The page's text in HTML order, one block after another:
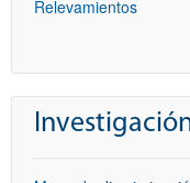
Relevamientos